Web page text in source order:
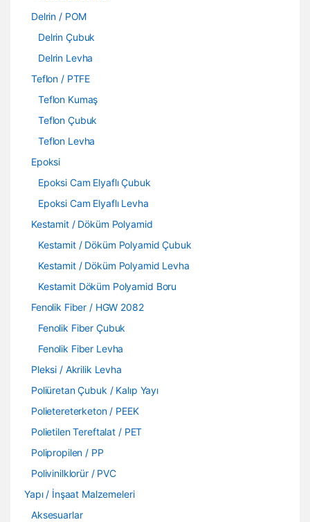
Delrin / POM
Delrin Çubuk
Delrin Levha
Teflon / PTFE
Teflon Kumaş
Teflon Çubuk
Teflon Levha
Epoksi
Epoksi Cam Elyaflı Çubuk
Epoksi Cam Elyaflı Levha
Kestamit / Döküm Polyamid
Kestamit / Döküm Polyamid Çubuk
Kestamit / Döküm Polyamid Levha
Kestamit Döküm Polyamid Boru
Fenolik Fiber / HGW 2082
Fenolik Fiber Çubuk
Fenolik Fiber Levha
Pleksi / Akrilik Levha
Poliüretan Çubuk / Kalıp Yayı
Polietereterketon / PEEK
Polietilen Tereftalat / PET
Polipropilen / PP
Polivinilklorür / PVC
Yapı / İnşaat Malzemeleri
Aksesuarlar